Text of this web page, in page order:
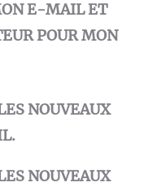
E-MAIL ET
POUR MON
NOUVEAUX
NOUVEAUX